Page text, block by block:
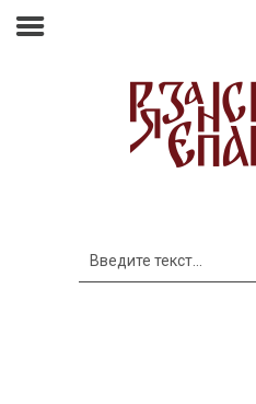
Митрополия